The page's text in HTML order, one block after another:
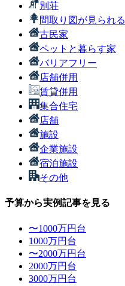
別荘
間取り図が見られる
古民家
ペットと暮らす家
バリアフリー
店舗併用
賃貸併用
集合住宅
店舗
施設
企業施設
宿泊施設
その他
予算から実例記事を見る
〜1000万円台
1000万円台
〜2000万円台
2000万円台
3000万円台